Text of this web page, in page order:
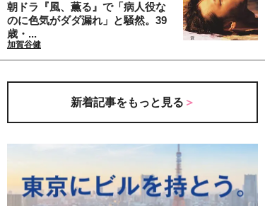
朝ドラ『風、薫る』で「病人役な
のに色気がダダ漏れ」と騒然。39
歳・...
加賀谷健
新着記事をもっと見る